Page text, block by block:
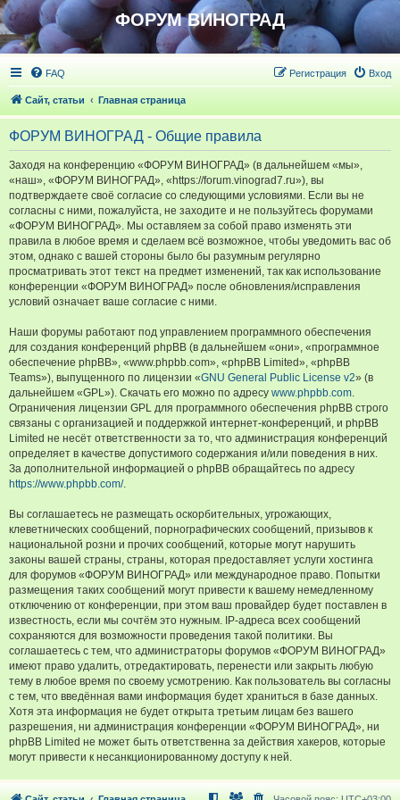
ФОРУМ ВИНОГРАД
FAQ Вход
Регистрация
Сайт, статьи Главная страница
ФОРУМ ВИНОГРАД - Общие правила
Заходя на конференцию «ФОРУМ ВИНОГРАД» (в дальнейшем «мы»,
«наш», «ФОРУМ ВИНОГРАД», «https://forum.vinograd7.ru»), вы
подтверждаете своё согласие со следующими условиями. Если вы не
согласны с ними, пожалуйста, не заходите и не пользуйтесь форумами
«ФОРУМ ВИНОГРАД». Мы оставляем за собой право изменять эти
правила в любое время и сделаем всё возможное, чтобы уведомить вас об
этом, однако с вашей стороны было бы разумным регулярно
просматривать этот текст на предмет изменений, так как использование
конференции «ФОРУМ ВИНОГРАД» после обновления/исправления
условий означает ваше согласие с ними.
Наши форумы работают под управлением программного обеспечения
для создания конференций phpBB (в дальнейшем «они», «программное
обеспечение phpBB», «www.phpbb.com», «phpBB Limited», «phpBB
Teams»), выпущенного по лицензии «GNU General Public License v2» (в
дальнейшем «GPL»). Скачать его можно по адресу www.phpbb.com.
Ограничения лицензии GPL для программного обеспечения phpBB строго
связаны с организацией и поддержкой интернет-конференций, и phpBB
Limited не несёт ответственности за то, что администрация конференций
определяет в качестве допустимого содержания и/или поведения в них.
За дополнительной информацией о phpBB обращайтесь по адресу
https://www.phpbb.com/.
Вы соглашаетесь не размещать оскорбительных, угрожающих,
клеветнических сообщений, порнографических сообщений, призывов к
национальной розни и прочих сообщений, которые могут нарушить
законы вашей страны, страны, которая предоставляет услуги хостинга
для форумов «ФОРУМ ВИНОГРАД» или международное право. Попытки
размещения таких сообщений могут привести к вашему немедленному
отключению от конференции, при этом ваш провайдер будет поставлен в
известность, если мы сочтём это нужным. IP-адреса всех сообщений
сохраняются для возможности проведения такой политики. Вы
соглашаетесь с тем, что администраторы форумов «ФОРУМ ВИНОГРАД»
имеют право удалить, отредактировать, перенести или закрыть любую
тему в любое время по своему усмотрению. Как пользователь вы согласны
с тем, что введённая вами информация будет храниться в базе данных.
Хотя эта информация не будет открыта третьим лицам без вашего
разрешения, ни администрация конференции «ФОРУМ ВИНОГРАД», ни
phpBB Limited не может быть ответственна за действия хакеров, которые
могут привести к несанкционированному доступу к ней.